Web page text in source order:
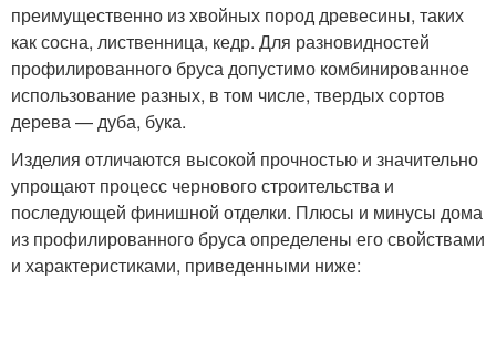
преимущественно из хвойных пород древесины, таких
как сосна, лиственница, кедр. Для разновидностей
профилированного бруса допустимо комбинированное
использование разных, в том числе, твердых сортов
дерева — дуба, бука.
Изделия отличаются высокой прочностью и значительно
упрощают процесс чернового строительства и
последующей финишной отделки. Плюсы и минусы дома
из профилированного бруса определены его свойствами
и характеристиками, приведенными ниже: